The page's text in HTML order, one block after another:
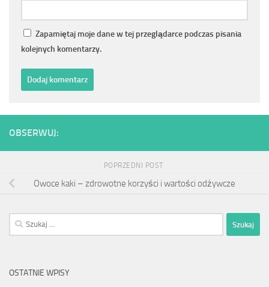
Zapamiętaj moje dane w tej przeglądarce podczas pisania
kolejnych komentarzy.
OBSERWUJ:
POPRZEDNI POST
Owoce kaki – zdrowotne korzyści i wartości odżywcze
Szukaj:
OSTATNIE WPISY